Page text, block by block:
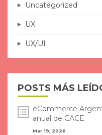
Uncategorized
UX
UX/UI
POSTS MÁS
eCommerce
anual de CACE
Mar 19, 2026